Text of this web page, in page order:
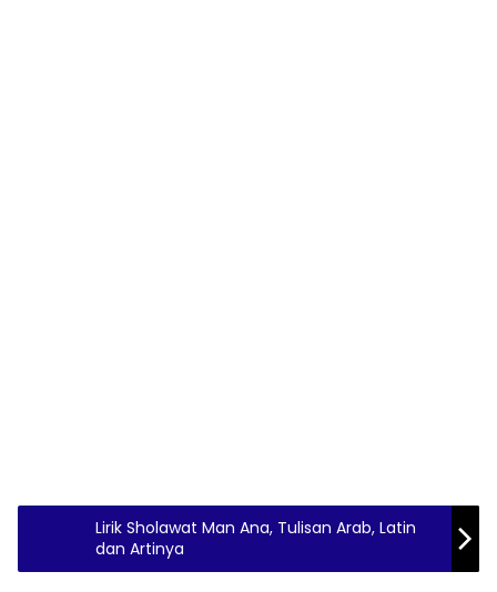
Lirik Sholawat Man Ana, Tulisan Arab, Latin
dan Artinya